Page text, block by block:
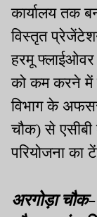
कार्यालय तक
विस्तृत
हरमू फ्लाईओवर
को कम करने में
विभाग के
चौक) से
परियोजना का
अरगोड़ा